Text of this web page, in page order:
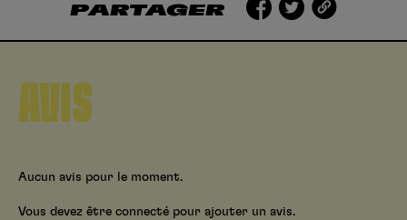
PARTAGER
AVIS
Aucun avis pour le moment.
Vous devez être connecté pour ajouter un avis.